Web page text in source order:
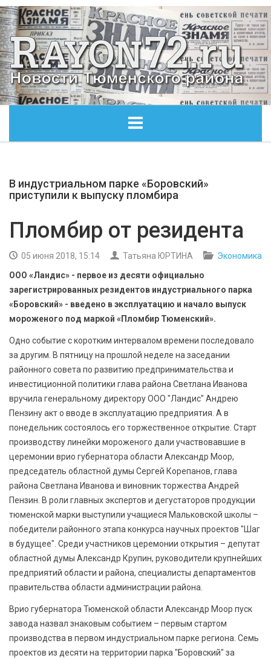
ОБЩЕСТВО
БЕЗОПАСНОСТЬ
СПОРТ
АРХИВ PDF
В индустриальном парке «Боровский»
приступили к выпуску пломбира
Пломбир от резидента
05 июня 2018, 15:14 Татьяна ЮРТИНА
Экономика
ООО «Ландис» - первое из десяти официально
зарегистрированных резидентов индустриального парка
«Боровский» - введено в эксплуатацию и начало выпуск
мороженого под маркой «Пломбир Тюменский».
Одно событие с коротким интервалом времени последовало
за другим. В пятницу на прошлой неделе на заседании
районного совета по развитию предпринимательства и
инвестиционной политики глава района Светлана Иванова
вручила генеральному директору ООО "Ландис" Андрею
Пензину акт о вводе в эксплуатацию предприятия. А в
понедельник состоялось его торжественное открытие. Старт
производству линейки мороженого дали участвовавшие в
церемонии врио губернатора области Александр Моор,
председатель областной думы Сергей Корепанов, глава
района Светлана Иванова и виновник торжества Андрей
Пензин. В роли главных экспертов и дегустаторов продукции
тюменской марки выступили учащиеся Мальковской школы –
победители районного этапа конкурса научных проектов "Шаг
в будущее". Среди участников церемонии открытия – депутат
областной думы Александр Крупин, руководители крупнейших
предприятий области и района, специалисты департаментов
правительства области администрации района.
Врио губернатора Тюменской области Александр Моор пуск
завода назвал знаковым событием – первым стартом
производства в первом индустриальном парке региона. Семь
проектов из десяти на территории парка "Боровский" за